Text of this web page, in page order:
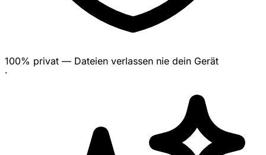
100% privat — Dateien verlassen nie dein Gerät
·